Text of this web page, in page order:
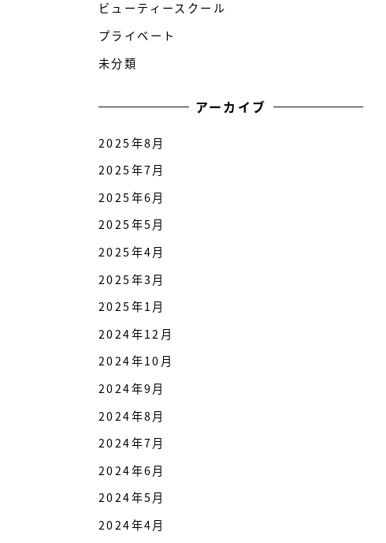
ビューティースクール
プライベート
未分類
アーカイブ
2025年8月
2025年7月
2025年6月
2025年5月
2025年4月
2025年3月
2025年1月
2024年12月
2024年10月
2024年9月
2024年8月
2024年7月
2024年6月
2024年5月
2024年4月